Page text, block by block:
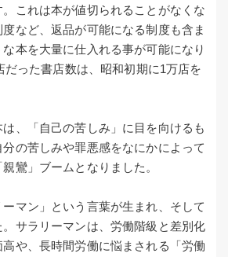
これは本が値切られることがなくな
など、返品が可能になる制度も含ま
本を大量に仕入れる事が可能になり
だった書店数は、昭和初期に1万店を
、「自己の苦しみ」に目を向けるも
の苦しみや罪悪感をなにかによって
鸞」ブームとなりました。
マン」という言葉が生まれ、そして
サラリーマンは、労働階級と差別化
高や、長時間労働に悩まされる「労働